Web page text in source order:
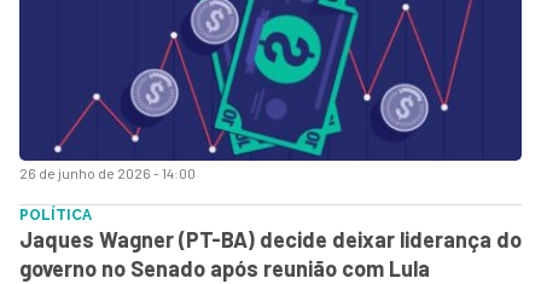
26 de junho de 2026 - 14:00
POLÍTICA
Jaques Wagner (PT-BA) decide deixar liderança do
governo no Senado após reunião com Lula